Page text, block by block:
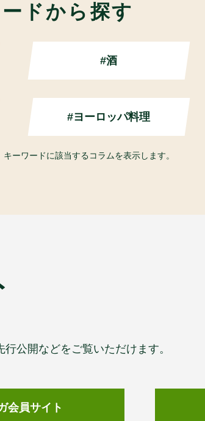
ドから探す
#酒
#ヨーロッパ料理
ーワードに該当するコラムを表示します。
公開などをご覧いただけます。
会員サイト